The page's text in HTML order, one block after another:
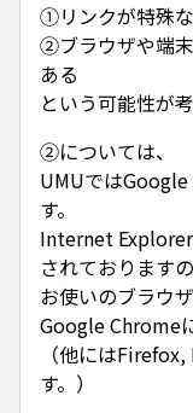
①リンクが特殊
②ブラウザや端
ある
という可能性が
②については、
UMUでは
す。
Internet
されております
お使いのブラウ
Google Chrome
（他には
す。）